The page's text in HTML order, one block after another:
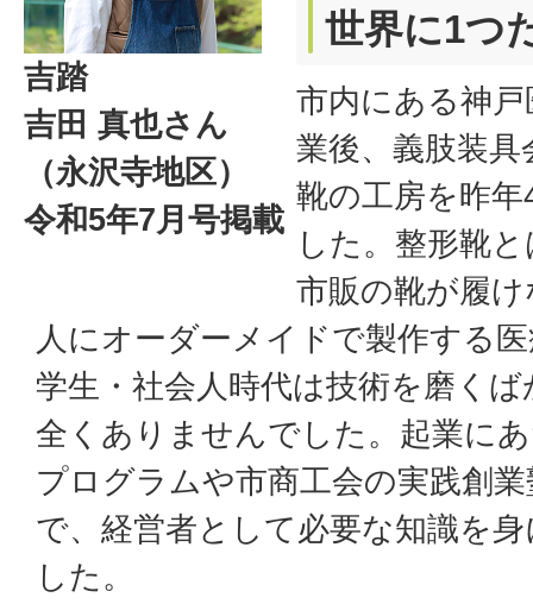
吉踏
吉田 真也さん
（永沢寺地区）
令和5年7月号掲載
世界に1つ
市内にある神
業後、義肢装
靴の工房を昨
した。整形靴
市販の靴が履
人にオーダーメイドで製作する
学生・社会人時代は技術を磨く
全くありませんでした。起業に
プログラムや市商工会の実践創
で、経営者として必要な知識を
した。